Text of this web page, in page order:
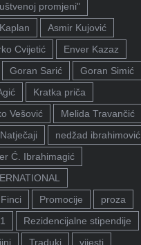
promjeni"
Asmir Kujović
Cvijetić
Enver Kazaz
Goran Sarić
Goran Simić
Kratka priča
Vešović
Melida Travančić
Natječaji
nedžad ibrahimović
Ć. Ibrahimagić
Promocije
proza
Rezidencijalne stipendije
Traduki
vijesti